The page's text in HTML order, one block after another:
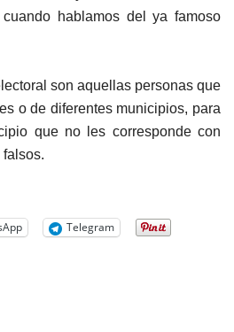
hablamos del ya famoso
son aquellas personas que
o de diferentes municipios, para
que no les corresponde con
Telegram